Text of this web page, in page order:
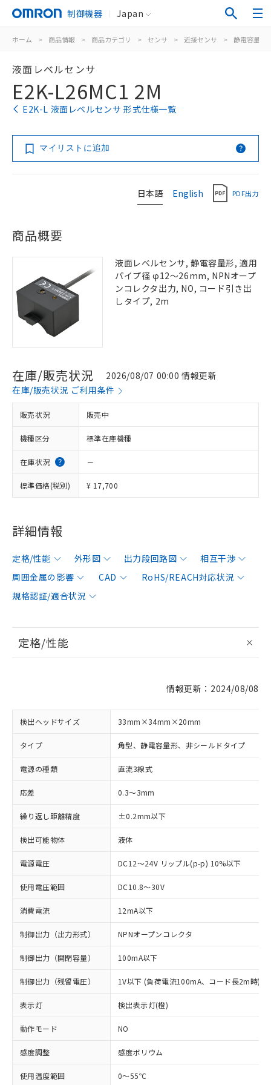
制御機器 Japan
ホーム > 商品情報 > 商品カテゴリ > センサ > 近接センサ > 静電容量形
液面レベルセンサ
E2K-L26MC1 2M
E2K-L 液面レベルセンサ 形式仕様一覧
マイリストに追加
日本語 English PDF出力
商品概要
液面レベルセンサ, 静電容量形, 適用
パイプ径 φ12～26mm, NPNオープ
ンコレクタ出力, NO, コード引き出
しタイプ, 2m
在庫/販売状況
2026/08/07 00:00 情報更新
在庫/販売状況 ご利用条件
販売状況 販売中
機種区分 標準在庫機種
在庫状況 －
標準価格(税別) ¥ 17,700
詳細情報
定格/性能 外形図 出力段回路図
相互干渉
周囲金属の影響
CAD
RoHS/REACH対応状況
規格認証/適合状況
定格/性能
情報更新：2024/08/08
検出ヘッドサイズ 33mm×34mm×20mm
タイプ 角型、静電容量形、非シールドタイプ
電源の種類 直流3線式
応差 0.3～3mm
繰り返し距離精度 ±0.2mm以下
検出可能物体 液体
電源電圧 DC12～24V リップル(p-p) 10%以下
使用電圧範囲 DC10.8～30V
消費電流 12mA以下
制御出力（出力形式） NPNオープンコレクタ
制御出力（開閉容量） 100mA以下
制御出力（残留電圧） 1V以下 (負荷電流100mA、コード長2m時)
表示灯 検出表示灯(橙)
動作モード NO
感度調整 感度ボリウム
使用温度範囲 0～55℃
対応済み：EU RoHS指令（10物質）の
非含有に対応した製品が提供可能な商品で
す。